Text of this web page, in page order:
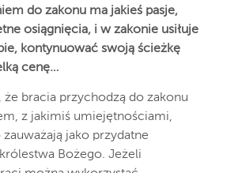
do zakonu ma jakieś pasje,
osiągnięcia, i w zakonie usiłuje
kontynuować swoją ścieżkę
cenę…
że bracia przychodzą do zakonu
z jakimiś umiejętnościami,
zauważają jako przydatne
Bożego. Jeżeli